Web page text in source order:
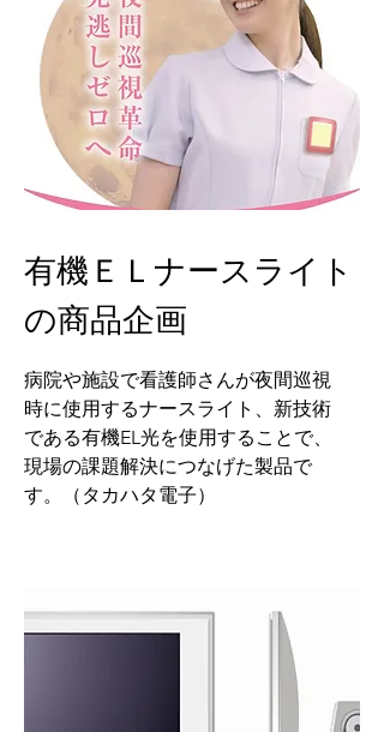
有機ＥＬナースライト
の商品企画
​病院や施設で看護師さんが夜間巡視
時に使用するナースライト、新技術
である有機EL光を使用することで、
現場の課題解決につなげた製品で
す。（タカハタ電子）